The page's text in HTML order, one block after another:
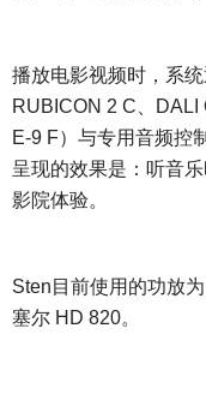
播放电影视频时，系
RUBICON 2 C、DALI
E-9 F）与专用音频控
呈现的效果是：听音
影院体验。
Sten目前使用的功放
塞尔 HD 820。